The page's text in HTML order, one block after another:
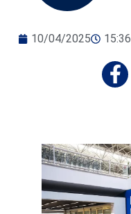
10/04/2025 15:36